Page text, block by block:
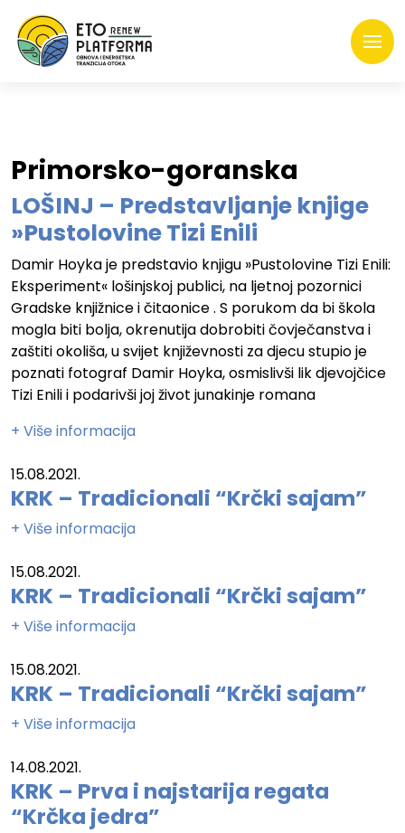
Primorsko-goranska
LOŠINJ – Predstavljanje knjige
»Pustolovine Tizi Enili
Damir Hoyka je predstavio knjigu »Pustolovine Tizi Enili:
Eksperiment« lošinjskoj publici, na ljetnoj pozornici
Gradske knjižnice i čitaonice . S porukom da bi škola
mogla biti bolja, okrenutija dobrobiti čovječanstva i
zaštiti okoliša, u svijet književnosti za djecu stupio je
poznati fotograf Damir Hoyka, osmislivši lik djevojčice
Tizi Enili i podarivši joj život junakinje romana
+ Više informacija
15.08.2021.
KRK – Tradicionali “Krčki sajam”
+ Više informacija
15.08.2021.
KRK – Tradicionali “Krčki sajam”
+ Više informacija
15.08.2021.
KRK – Tradicionali “Krčki sajam”
+ Više informacija
14.08.2021.
KRK – Prva i najstarija regata
“Krčka jedra”